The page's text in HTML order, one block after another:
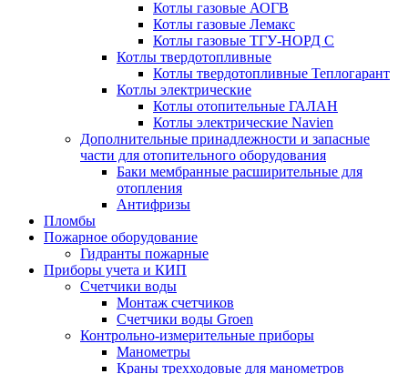
Котлы газовые АОГВ
Котлы газовые Лемакс
Котлы газовые ТГУ-НОРД С
Котлы твердотопливные
Котлы твердотопливные Теплогарант
Котлы электрические
Котлы отопительные ГАЛАН
Котлы электрические Navien
Дополнительные принадлежности и запасные
части для отопительного оборудования
Баки мембранные расширительные для
отопления
Антифризы
Пломбы
Пожарное оборудование
Гидранты пожарные
Приборы учета и КИП
Счетчики воды
Монтаж счетчиков
Счетчики воды Groen
Контрольно-измерительные приборы
Манометры
Краны трехходовые для манометров